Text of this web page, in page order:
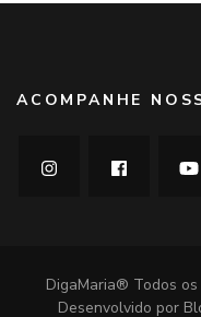
ACOMPANHE
DigaMaria® Todos
Desenvolvido por